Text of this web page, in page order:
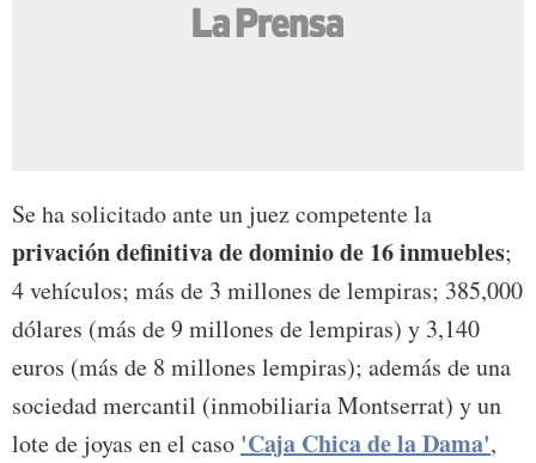
Se ha solicitado ante un juez competente la
privación definitiva de dominio de 16 inmuebles;
4 vehículos; más de 3 millones de lempiras; 385,000
dólares (más de 9 millones de lempiras) y 3,140
euros (más de 8 millones lempiras); además de una
sociedad mercantil (inmobiliaria Montserrat) y un
lote de joyas en el caso 'Caja Chica de la Dama',